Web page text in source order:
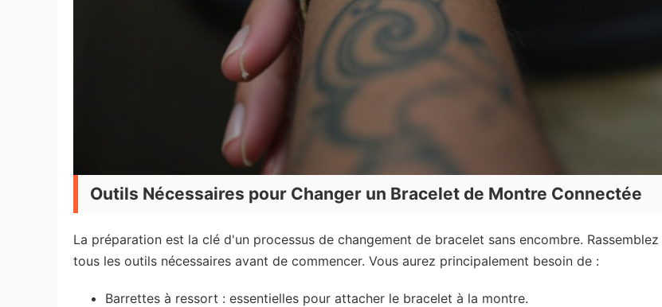
Outils Nécessaires pour Changer un Bracelet de Montre Connectée
La préparation est la clé d'un processus de changement de bracelet sans encombre. Rassemblez
tous les outils nécessaires avant de commencer. Vous aurez principalement besoin de :
Barrettes à ressort : essentielles pour attacher le bracelet à la montre.